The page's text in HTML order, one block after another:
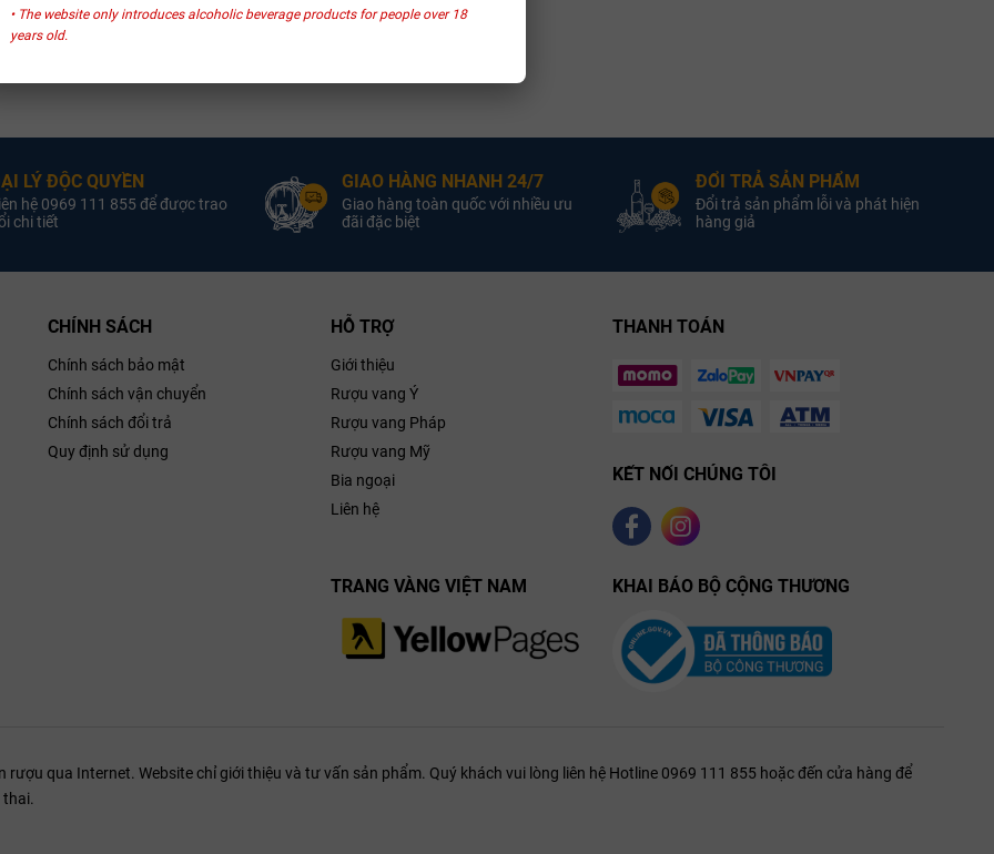
• The website only introduces alcoholic beverage products for people over 18
years old.
LÝ ĐỘC QUYỀN
hệ 0969 111 855 để được trao
chi tiết
GIAO HÀNG NHANH 24/7
Giao hàng toàn quốc với nhiều ưu
đãi đặc biệt
ĐỔI TRẢ SẢN PHẨM
Đổi trả sản phẩm lỗi và phát hiện
hàng giả
CHÍNH SÁCH
Chính sách bảo mật
Chính sách vận chuyển
Chính sách đổi trả
Quy định sử dụng
HỖ TRỢ
Giới thiệu
Rượu vang Ý
Rượu vang Pháp
Rượu vang Mỹ
Bia ngoại
Liên hệ
THANH TOÁN
KẾT NỐI CHÚNG TÔI
TRANG VÀNG VIỆT NAM KHAI BÁO BỘ CỘNG THƯƠNG
qua Internet. Website chỉ giới thiệu và tư vấn sản phẩm. Quý khách vui lòng liên hệ Hotline 0969 111 855 hoặc đến cửa hàng để